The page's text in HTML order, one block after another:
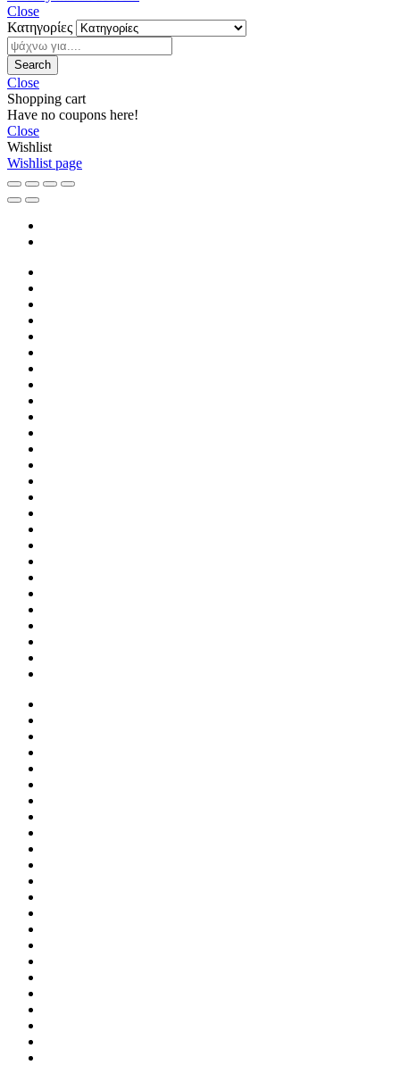
Close
Κατηγορίες
Search
Close
Shopping cart
Have no coupons here!
Close
Wishlist
Wishlist page